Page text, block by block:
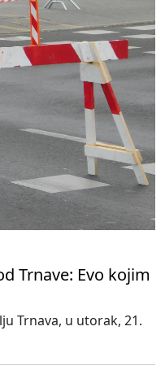
Trnave: Evo kojim
Trnava, u utorak, 21.